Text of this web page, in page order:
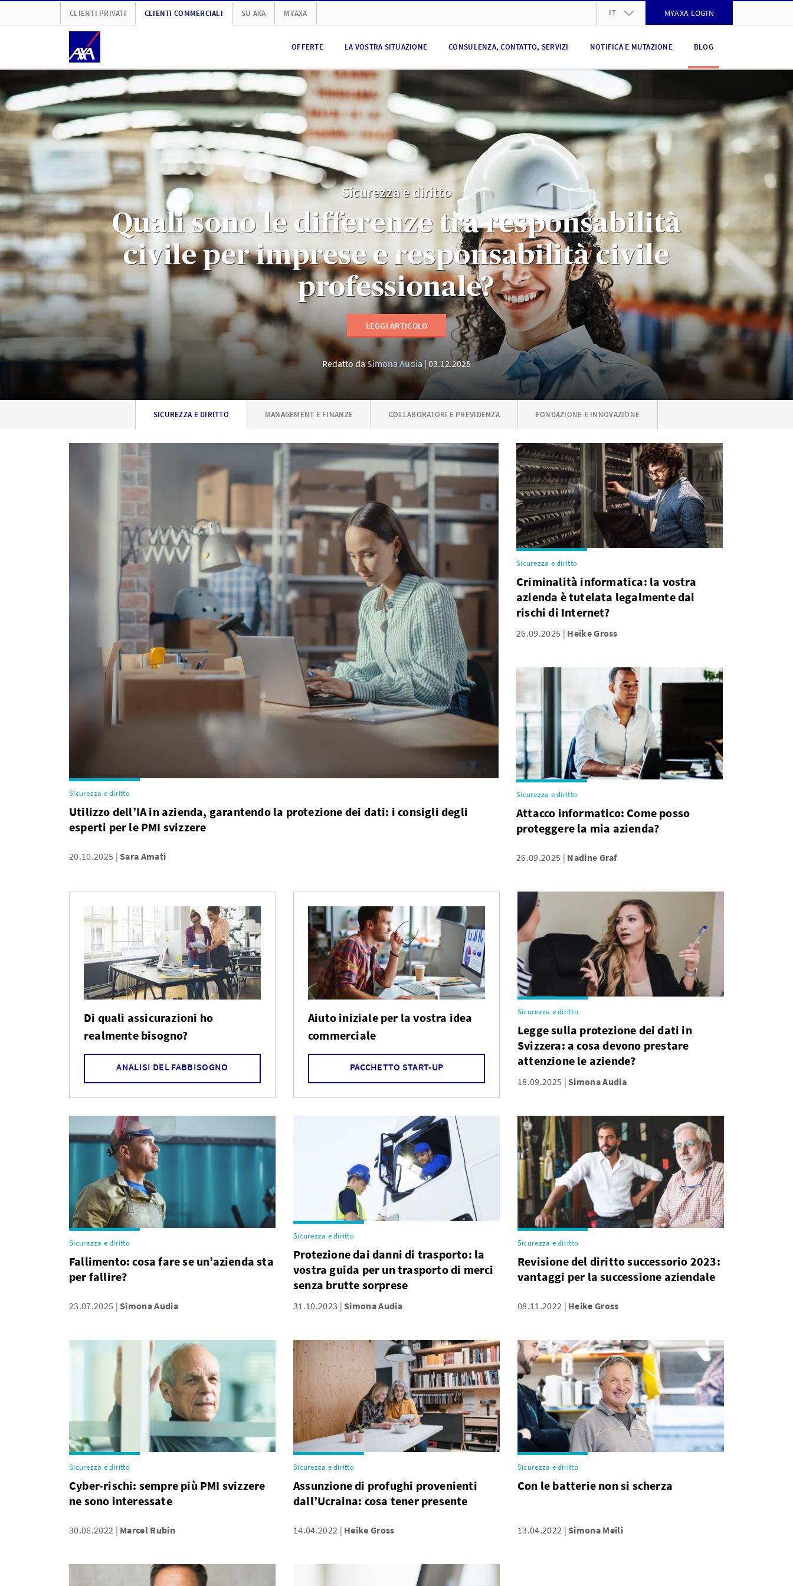
CLIENTI PRIVATI CLIENTI COMMERCIALI SU AXA MYAXA IT
IT
EN
MYAXA LOGIN
OFFERTE LA VOSTRA SITUAZIONE CONSULENZA, CONTATTO, SERVIZI NOTIFICA E MUTAZIONE BLOG
Sicurezza e diritto
Quali sono le differenze tra responsabilità
civile per imprese e responsabilità civile
professionale?
LEGGI ARTICOLO
Redatto daSimona Audia 03.12.2025
SICUREZZA E DIRITTO MANAGEMENT E FINANZE COLLABORATORI E PREVIDENZA FONDAZIONE E INNOVAZIONE
Sicurezza e diritto
Utilizzo dell’IA in azienda, garantendo la protezione dei dati: i consigli degli
esperti per le PMI svizzere
20.10.2025 Sara Amati
Sicurezza e diritto
Criminalità informatica: la vostra
azienda è tutelata legalmente dai
rischi di Internet?
26.09.2025 Heike Gross
Sicurezza e diritto
Attacco informatico: Come posso
proteggere la mia azienda?
26.09.2025 Nadine Graf
Di quali assicurazioni ho
realmente bisogno?
ANALISI DEL FABBISOGNO
Aiuto iniziale per la vostra idea
commerciale
PACCHETTO START-UP
Sicurezza e diritto
Legge sulla protezione dei dati in
Svizzera: a cosa devono prestare
attenzione le aziende?
18.09.2025 Simona Audia
Sicurezza e diritto
Fallimento: cosa fare se un’azienda sta
per fallire?
23.07.2025 Simona Audia
Sicurezza e diritto
Protezione dai danni di trasporto: la
vostra guida per un trasporto di merci
senza brutte sorprese
31.10.2023 Simona Audia
Sicurezza e diritto
Revisione del diritto successorio 2023:
vantaggi per la successione aziendale
08.11.2022 Heike Gross
Sicurezza e diritto
Cyber-rischi: sempre più PMI svizzere
ne sono interessate
30.06.2022 Marcel Rubin
Sicurezza e diritto
Assunzione di profughi provenienti
dall’Ucraina: cosa tener presente
14.04.2022 Heike Gross
Sicurezza e diritto
Con le batterie non si scherza
13.04.2022 Simona Meili